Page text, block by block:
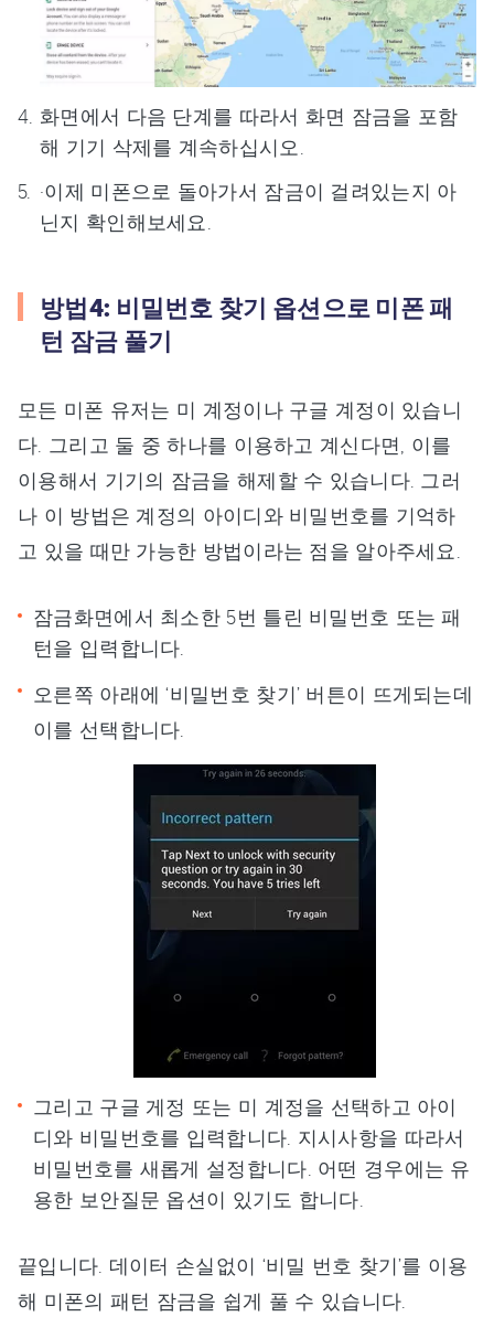
화면에서 다음 단계를 따라서 화면 잠금을 포함
해 기기 삭제를 계속하십시오.
·이제 미폰으로 돌아가서 잠금이 걸려있는지 아
닌지 확인해보세요.
방법4: 비밀번호 찾기 옵션으로 미폰 패
턴 잠금 풀기
모든 미폰 유저는 미 계정이나 구글 계정이 있습니
다. 그리고 둘 중 하나를 이용하고 계신다면, 이를
이용해서 기기의 잠금을 해제할 수 있습니다. 그러
나 이 방법은 계정의 아이디와 비밀번호를 기억하
고 있을 때만 가능한 방법이라는 점을 알아주세요.
잠금화면에서 최소한 5번 틀린 비밀번호 또는 패
턴을 입력합니다.
오른쪽 아래에 ‘비밀번호 찾기’ 버튼이 뜨게되는데
이를 선택합니다.
그리고 구글 게정 또는 미 계정을 선택하고 아이
디와 비밀번호를 입력합니다. 지시사항을 따라서
비밀번호를 새롭게 설정합니다. 어떤 경우에는 유
용한 보안질문 옵션이 있기도 합니다.
끝입니다. 데이터 손실없이 ‘비밀 번호 찾기’를 이용
해 미폰의 패턴 잠금을 쉽게 풀 수 있습니다.